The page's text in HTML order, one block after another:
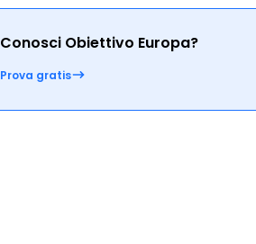
Conosci Obiettivo Europa?
Prova gratis